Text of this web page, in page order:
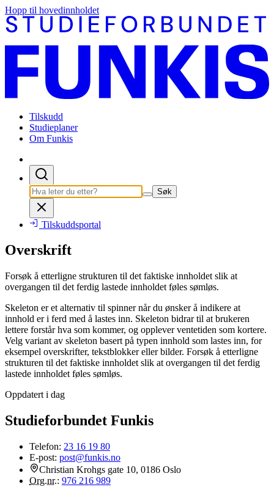
Hopp til hovedinnholdet
Tilskudd
Studieplaner
Om Funkis
Søk
Tilskuddsportal
Overskrift
Forsøk å etterligne strukturen til det faktiske innholdet slik at
overgangen til det ferdig lastede innholdet føles sømløs.
Skeleton er et alternativ til spinner når du ønsker å indikere at
innhold er i ferd med å lastes inn. Skeleton bidrar til at brukeren
lettere forstår hva som kommer, og opplever ventetiden som kortere.
Velg variant av skeleton basert på typen innhold som lastes inn, for
eksempel overskrifter, tekstblokker eller bilder. Forsøk å etterligne
strukturen til det faktiske innholdet slik at overgangen til det ferdig
lastede innholdet føles sømløs.
Oppdatert i dag
Studieforbundet Funkis
Telefon: 23 16 19 80
E-post: post@funkis.no
Christian Krohgs gate 10, 0186 Oslo
Org.nr.: 976 216 989